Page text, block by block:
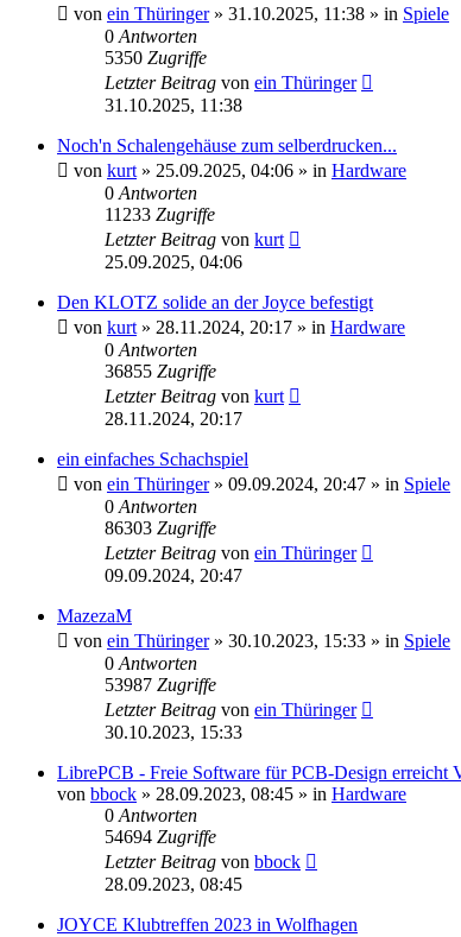
von ein Thüringer» 31.10.2025, 11:38 » in Spiele
0 Antworten
5350 Zugriffe
Letzter Beitrag von ein Thüringer
31.10.2025, 11:38
Noch'n Schalengehäuse zum selberdrucken...
von kurt » 25.09.2025, 04:06 » in Hardware
0 Antworten
11233 Zugriffe
Letzter Beitrag von kurt
25.09.2025, 04:06
Den KLOTZ solide an der Joyce befestigt
von kurt » 28.11.2024, 20:17 » in Hardware
0 Antworten
36855 Zugriffe
Letzter Beitrag von kurt
28.11.2024, 20:17
ein einfaches Schachspiel
von ein Thüringer» 09.09.2024, 20:47 » in Spiele
0 Antworten
86303 Zugriffe
Letzter Beitrag von ein Thüringer
09.09.2024, 20:47
MazezaM
von ein Thüringer» 30.10.2023, 15:33 » in Spiele
0 Antworten
53987 Zugriffe
Letzter Beitrag von ein Thüringer
30.10.2023, 15:33
LibrePCB - Freie Software für PCB-Design erreicht
von bbock » 28.09.2023, 08:45 » in Hardware
0 Antworten
54694 Zugriffe
Letzter Beitrag von bbock
28.09.2023, 08:45
JOYCE Klubtreffen 2023 in Wolfhagen